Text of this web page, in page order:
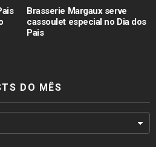
Brasserie Margaux serve
cassoulet especial no Dia dos
Pais
DO MÊS